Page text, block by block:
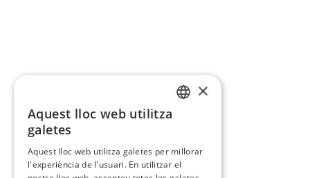
×
Aquest lloc web utilitza
galetes
Aquest lloc web utilitza galetes per millorar
l'experiència de l'usuari. En utilitzar el